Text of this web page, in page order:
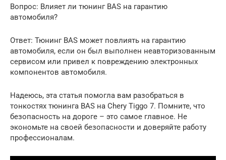
Вопрос: Влияет ли тюнинг BAS на гарантию
автомобиля?
Ответ: Тюнинг BAS может повлиять на гарантию
автомобиля, если он был выполнен неавторизованным
сервисом или привел к повреждению электронных
компонентов автомобиля.
Надеюсь, эта статья помогла вам разобраться в
тонкостях тюнинга BAS на Chery Tiggo 7. Помните, что
безопасность на дороге – это самое главное. Не
экономьте на своей безопасности и доверяйте работу
профессионалам.